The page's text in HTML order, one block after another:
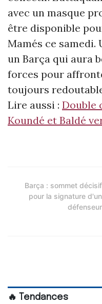
avec un masque
être disponible
Mamés ce
un Barça qui aura
forces pour
toujours
Lire aussi : Double
Koundé et Baldé
Barça : sommet décisif
pour la signature d'un
défenseur
🔥 Tendances